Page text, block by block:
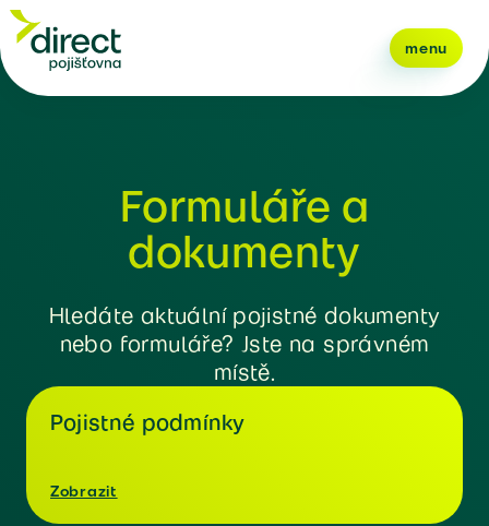
menu
Formuláře a
dokumenty
Hledáte aktuální pojistné dokumenty
nebo formuláře? Jste na správném
místě.
Pojistné podmínky
Zobrazit